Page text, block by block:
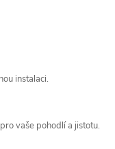
instalaci.
vaše pohodlí a jistotu.